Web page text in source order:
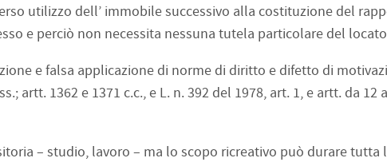
utilizzo dell’ immobile successivo alla costituzione del
e perciò non necessita nessuna tutela particolare del
e falsa applicazione di norme di diritto e difetto di
artt. 1362 e 1371 c.c., e L. n. 392 del 1978, art. 1, e artt. da 12
– studio, lavoro – ma lo scopo ricreativo può durare tutta